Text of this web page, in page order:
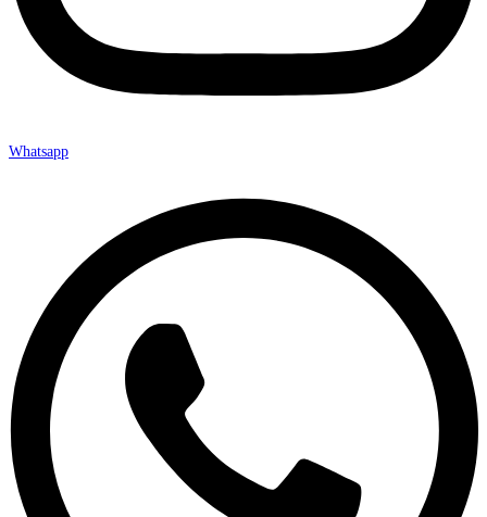
Whatsapp